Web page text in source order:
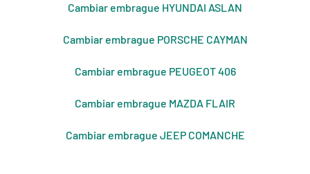
Cambiar embrague HYUNDAI ASLAN
Cambiar embrague PORSCHE CAYMAN
Cambiar embrague PEUGEOT 406
Cambiar embrague MAZDA FLAIR
Cambiar embrague JEEP COMANCHE